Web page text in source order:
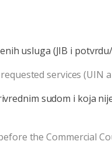
usluga (JIB i
services (UIN
sudom i koja
the Commercial